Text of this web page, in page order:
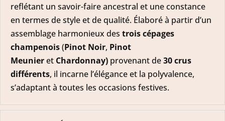
reflétant un savoir-faire ancestral et une constance
en termes de style et de qualité. Élaboré à partir d’un
assemblage harmonieux des trois cépages
champenois(Pinot Noir, Pinot
Meunieret Chardonnay) provenant de30 crus
différents, il incarne l’élégance et la polyvalence,
s’adaptant à toutes les occasions festives.